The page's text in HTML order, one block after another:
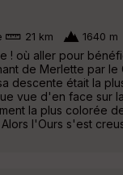
21 km 1640 m
! où aller pour
de Merlette par le
descente était la
vue d'en face sur
la plus colorée
l'Ours s'est